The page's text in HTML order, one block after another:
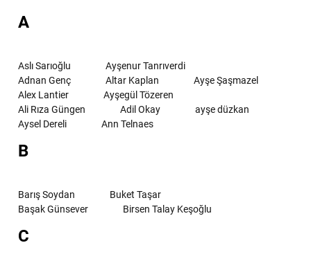
A
Aslı Sarıoğlu
Ayşenur Tanrıverdi
Adnan Genç
Altar Kaplan
Ayşe Şaşmazel
Alex Lantier
Ayşegül Tözeren
Ali Rıza Güngen
Adil Okay
ayşe düzkan
Aysel Dereli
Ann Telnaes
B
Barış Soydan
Buket Taşar
Başak Günsever
Birsen Talay Keşoğlu
C